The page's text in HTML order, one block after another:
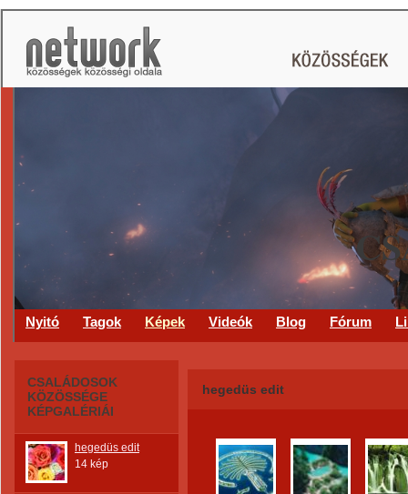
Nyitó Tagok Képek Videók Blog Fórum
CSALÁDOSOK
KÖZÖSSÉGE
KÉPGALÉRIÁI
hegedüs edit
14 kép
hegedüs edit